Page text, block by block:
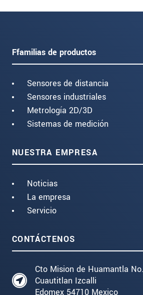
Ffamilias de productos
Sensores de distancia
Sensores industriales
Metrología 2D/3D
Sistemas de medición
NUESTRA EMPRESA
Noticias
La empresa
Servicio
CONTÁCTENOS
Cto Mision de Huamantla
Cuautitlan Izcalli
Edomex 54710 Mexico